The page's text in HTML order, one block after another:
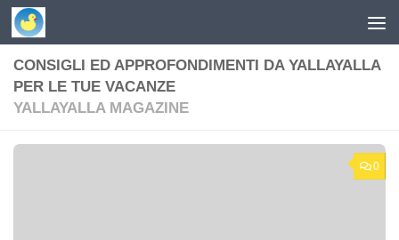
Skip to content
CONSIGLI ED APPROFONDIMENTI DA YALLAYALLA
PER LE TUE VACANZE
YALLAYALLA MAGAZINE
0